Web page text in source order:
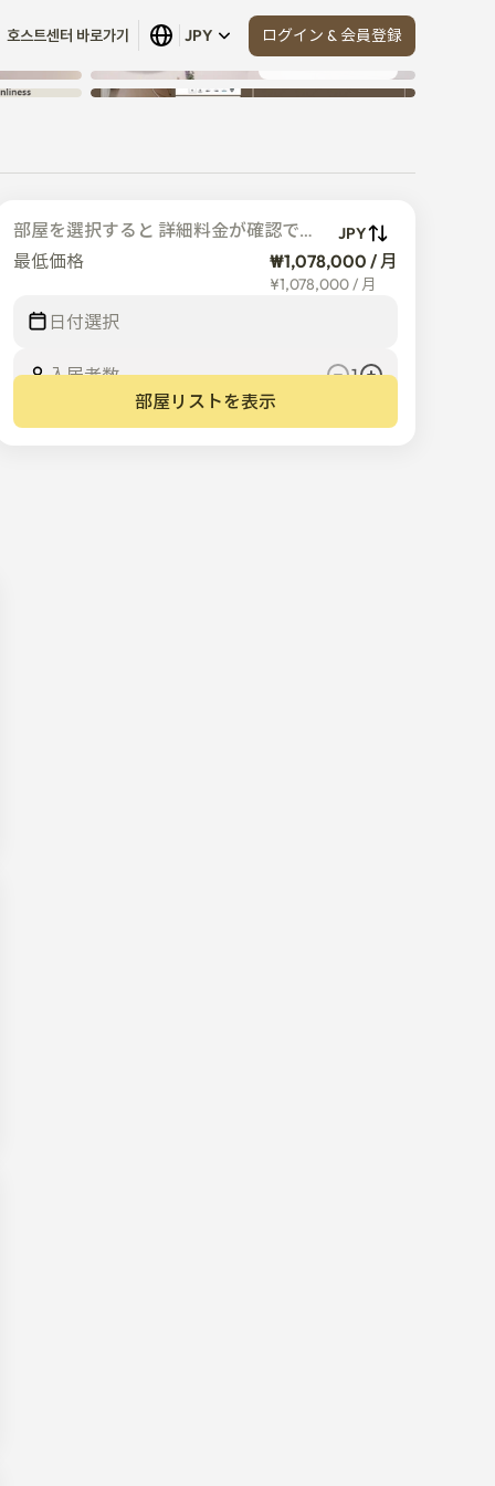
호스트센터 바로가기 JPY
ログイン & 会員登録
すべて見る (21)
部屋を選択すると 詳細料金が確認でき
ます
JPY
最低価格 ₩1,078,000 / 月
¥1,078,000/ 月
日付選択
入居者数
1
部屋リストを表示